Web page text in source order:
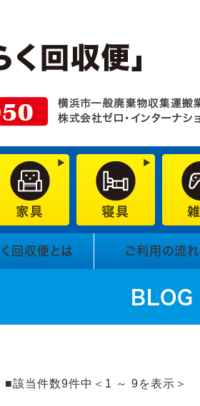
回収便とは ご利用の流れ
BLOG
■該当件数9件中＜1 ～ 9を表示＞